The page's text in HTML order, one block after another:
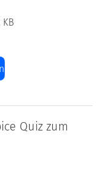
Quiz zum